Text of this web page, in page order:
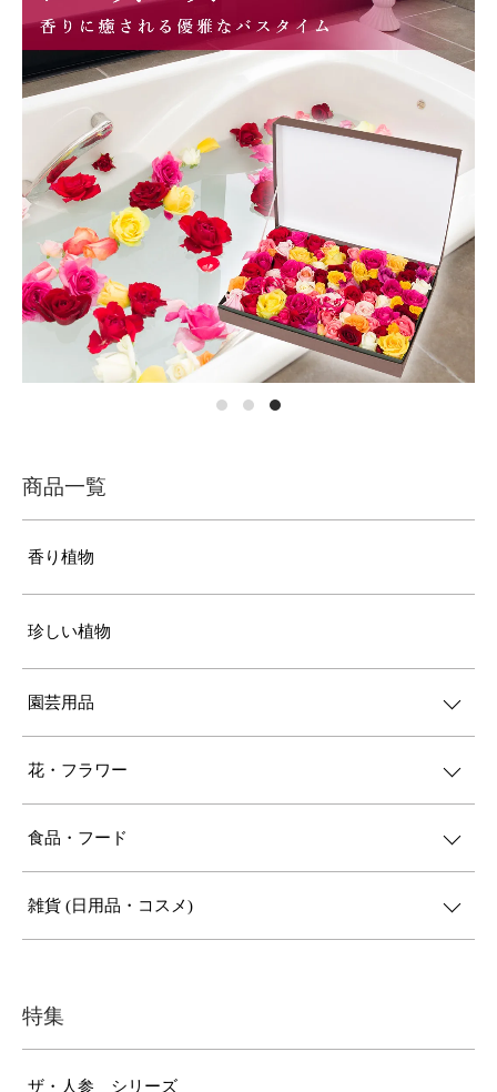
商品一覧
香り植物
珍しい植物
園芸用品
花・フラワー
食品・フード
雑貨 (日用品・コスメ)
特集
ザ・人参 シリーズ